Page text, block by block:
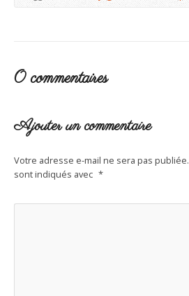
0 commentaires
Ajouter un commentaire
Votre adresse e-mail ne sera pas publiée.
sont indiqués avec *